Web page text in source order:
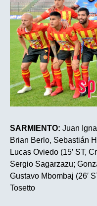
SARMIENTO: Juan
Brian Berlo, Sebastián
Lucas Oviedo (15′ ST,
Sergio Sagarzazu;
Gustavo Mbombaj (26′
Tosetto